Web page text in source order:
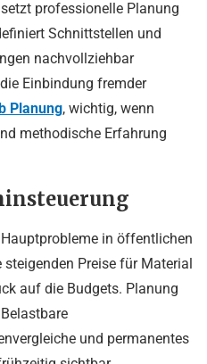
professionelle Planung
Schnittstellen und
nachvollziehbar
Einbindung fremder
Planung, wichtig, wenn
methodische Erfahrung
in öffentlichen
Preise für Material
auf die Budgets. Planung
und permanentes